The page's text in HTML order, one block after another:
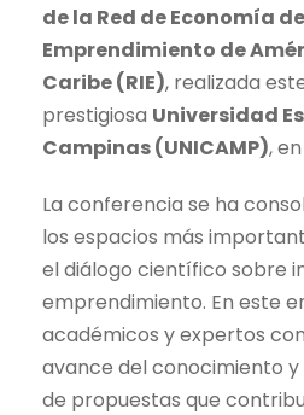
de la Red de Economía
Emprendimiento de
Caribe (RIE), realizada
prestigiosa Universidad
Campinas (UNICAMP),
La conferencia se ha
los espacios más
el diálogo científico sobre
emprendimiento. En este
académicos y expertos
avance del conocimiento
de propuestas que